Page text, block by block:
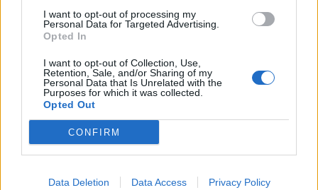
I want to opt-out of processing my
Personal Data for Targeted Advertising.
Opted In
I want to opt-out of Collection, Use,
Retention, Sale, and/or Sharing of my
Personal Data that Is Unrelated with the
Purposes for which it was collected.
Opted Out
CONFIRM
Data Deletion Data Access Privacy Policy
Resumen de datos de la ruta entre
Pineda+de+mar+girona
Tipo de
combustible
Precio
por litro
Gasto
Gasto
Gasolina 95
0,00€
Gasolina 98
0,00€ 0l.- 0,00€ 0l.- 0,00€ 1l.- 0,00€
0,00€ 0l.- 0,00€ - 0,00€ 1l.- 0,00€